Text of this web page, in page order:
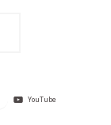
YouTube